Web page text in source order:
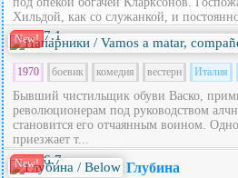
Хильдой, как со служанкой, и
New! 7.1
1970 боевик комедия вестерн Италия
Бывший чистильщик обуви Васко,
революционерам под руководством
становится его отчаянным воином.
приезжает т...
New! 6.7 Глубина